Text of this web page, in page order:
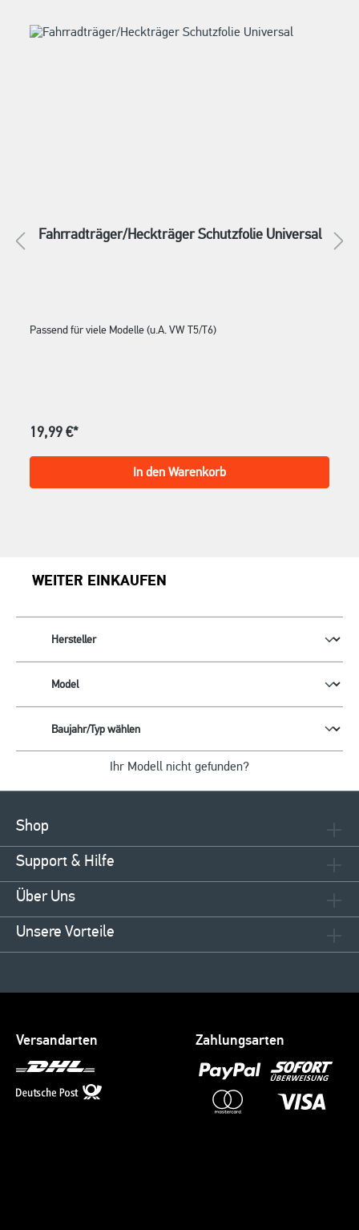
Fahrradträger/Heckträger Schutzfolie Universal
Passend für viele Modelle (u.A. VW T5/T6)
19,99 €*
In den Warenkorb
WEITER EINKAUFEN
Ihr Modell nicht gefunden?
Shop
Support & Hilfe
Über Uns
Unsere Vorteile
Versandarten Zahlungsarten